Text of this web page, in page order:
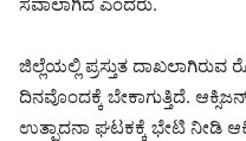
ಜಿಲ್ಲೆಯಲ್ಲಿ ಪ್ರಸ್ತುತ
ದಿನವೊಂದಕ್ಕೆ ಬೇಕಾಗುತ್ತಿದೆ.
ಉತ್ಪಾದನಾ ಘಟಕಕ್ಕೆ ಭೇಟಿ ನೀಡಿ